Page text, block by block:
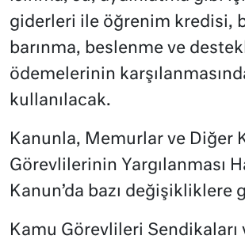
giderleri ile öğrenim kredisi,
barınma, beslenme ve
ödemelerinin
kullanılacak.
Kanunla, Memurlar ve Diğer
Görevlilerinin Yargılanması
Kanun’da bazı değişikliklere
Kamu Görevlileri Sendikaları